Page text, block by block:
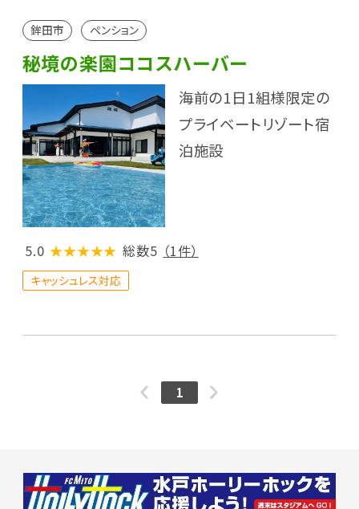
鉾田市 ペンション
秘境の楽園ココスハーバー
海前の1日1組様限定の
プライベートリゾート宿
泊施設
5.0 ★★★★★ 総数5 （1件）
キャッシュレス対応
1